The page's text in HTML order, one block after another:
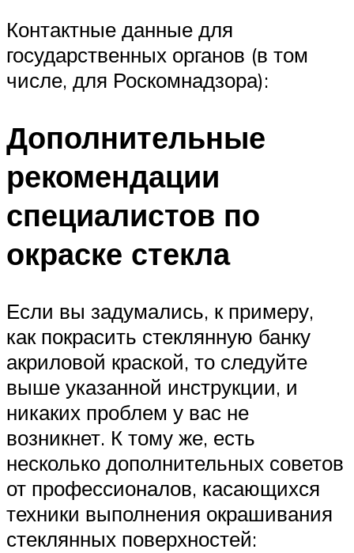
Контактные данные для
государственных органов (в том
числе, для Роскомнадзора):
Дополнительные
рекомендации
специалистов по
окраске стекла
Если вы задумались, к примеру,
как покрасить стеклянную банку
акриловой краской, то следуйте
выше указанной инструкции, и
никаких проблем у вас не
возникнет. К тому же, есть
несколько дополнительных советов
от профессионалов, касающихся
техники выполнения окрашивания
стеклянных поверхностей: